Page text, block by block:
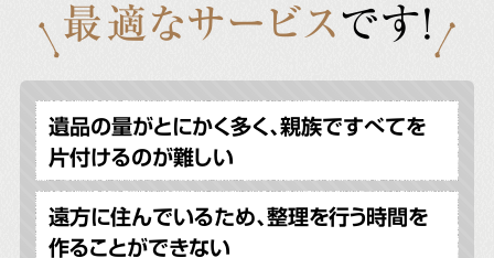
最適なサービスです!
遺品の量がとにかく多く、親族ですべてを
片付けるのが難しい
遠方に住んでいるため、整理を行う時間を
作ることができない